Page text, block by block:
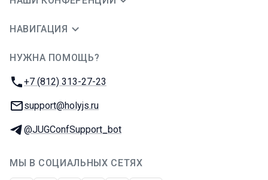
НАВИГАЦИЯ
НУЖНА ПОМОЩЬ?
Телефон:
+7 (812) 313-27-23
E-mail:
support@holyjs.ru
Телеграм:
@JUGConfSupport_bot
МЫ В СОЦИАЛЬНЫХ СЕТЯХ